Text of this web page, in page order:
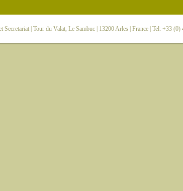
Secretariat| Tour du Valat, Le Sambuc | 13200 Arles | France | Tel: +33 (0)